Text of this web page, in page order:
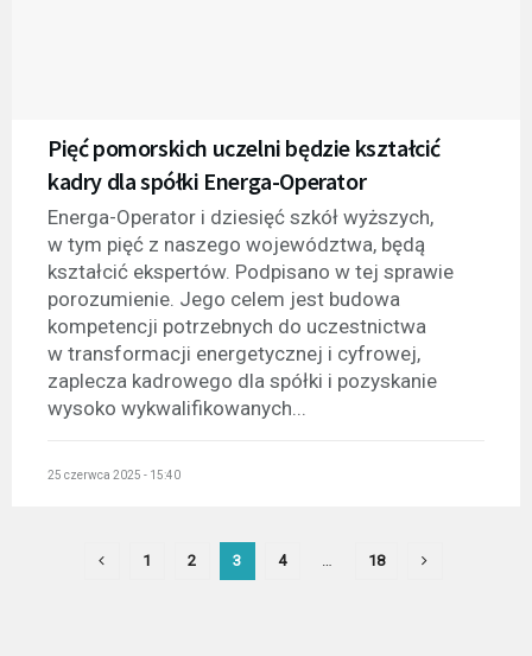
Pięć pomorskich uczelni będzie kształcić
kadry dla spółki Energa-Operator
Energa-Operator i dziesięć szkół wyższych,
w tym pięć z naszego województwa, będą
kształcić ekspertów. Podpisano w tej sprawie
porozumienie. Jego celem jest budowa
kompetencji potrzebnych do uczestnictwa
w transformacji energetycznej i cyfrowej,
zaplecza kadrowego dla spółki i pozyskanie
wysoko wykwalifikowanych...
25 czerwca 2025 - 15:40
1 2 3 4 … 18